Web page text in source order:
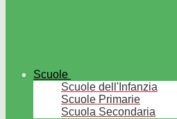
Scuole
Scuole dell'Infanzia
Scuole Primarie
Scuola Secondaria